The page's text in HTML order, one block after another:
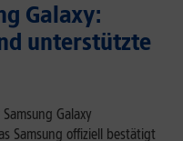
Galaxy:
unterstützte
Galaxy
Samsung offiziell bestätigt